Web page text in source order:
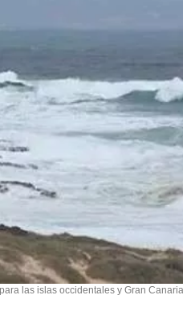
las islas occidentales y Gran Canaria